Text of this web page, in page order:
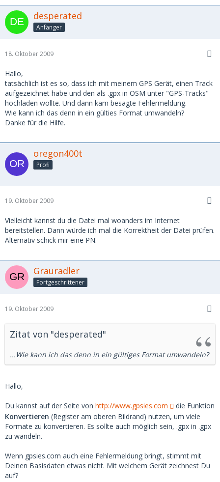
desperated
Anfänger
18. Oktober 2009
Hallo,
tatsächlich ist es so, dass ich mit meinem GPS Gerät, einen Track
aufgezeichnet habe und den als .gpx in OSM unter "GPS-Tracks"
hochladen wollte. Und dann kam besagte Fehlermeldung.
Wie kann ich das denn in ein gülties Format umwandeln?
Danke für die Hilfe.
oregon400t
Profi
19. Oktober 2009
Vielleicht kannst du die Datei mal woanders im Internet
bereitstellen. Dann würde ich mal die Korrektheit der Datei prüfen.
Alternativ schick mir eine PN.
Grauradler
Fortgeschrittener
19. Oktober 2009
Zitat von "desperated"
...Wie kann ich das denn in ein gültiges Format umwandeln?
Hallo,
Du kannst auf der Seite von http://www.gpsies.com
die Funktion
Konvertieren (Register am oberen Bildrand) nutzen, um viele
Formate zu konvertieren. Es sollte auch möglich sein, .gpx in .gpx
zu wandeln.
Wenn gpsies.com auch eine Fehlermeldung bringt, stimmt mit
Deinen Basisdaten etwas nicht. Mit welchem Gerät zeichnest Du
auf?